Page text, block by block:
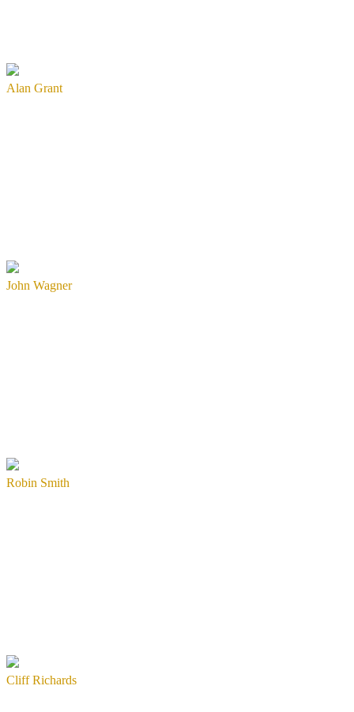
Alan Grant
John Wagner
Robin Smith
Cliff Richards